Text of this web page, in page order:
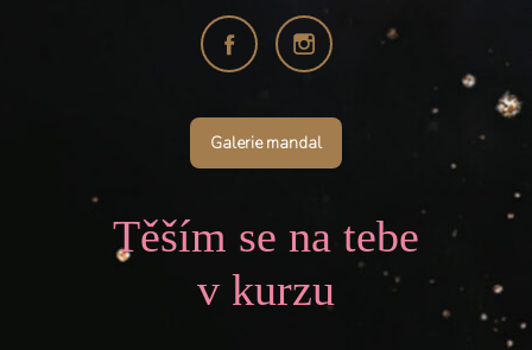
Galerie mandal
Těším se na tebe
v kurzu